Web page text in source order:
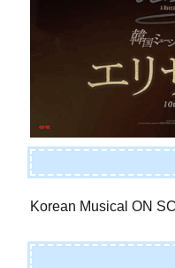
Korean Musical ON